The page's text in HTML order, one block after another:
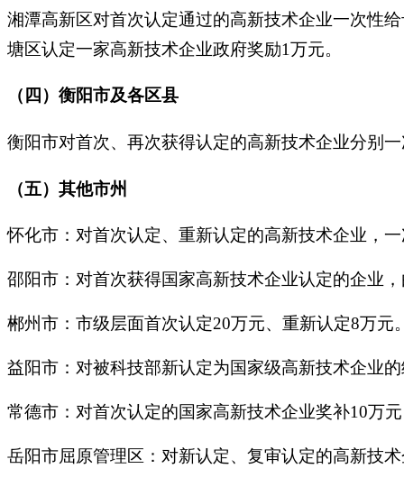
湘潭高新区对首次认定通过的高新技术企业一次性
塘区认定一家高新技术企业政府奖励1万元。
（四）衡阳市及各区县
衡阳市对首次、再次获得认定的高新技术企业分别
（五）其他市州
怀化市：对首次认定、重新认定的高新技术企业，
邵阳市：对首次获得国家高新技术企业认定的企业
郴州市：市级层面首次认定20万元、重新认定8万
益阳市：对被科技部新认定为国家级高新技术企业
常德市：对首次认定的国家高新技术企业奖补10万
岳阳市屈原管理区：对新认定、复审认定的高新技